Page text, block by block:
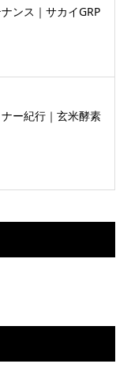
ンス｜サカイGRP
ー紀行｜玄米酵素